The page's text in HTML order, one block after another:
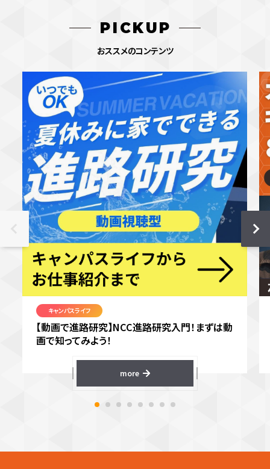
PICKUP
おススメのコンテンツ
キャンパスライフ
【動画で進路研究】NCC進路研究入門！まずは動
画で知ってみよう！
more